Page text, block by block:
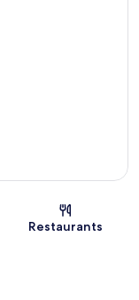
Restaurants